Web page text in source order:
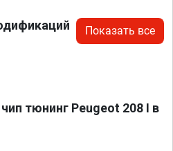
Показать все
тюнинг Peugeot 208 I в